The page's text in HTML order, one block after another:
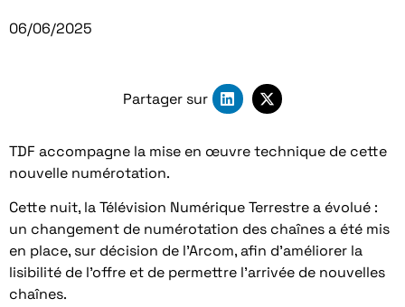
06/06/2025
Partager sur
TDF accompagne la mise en œuvre technique de cette
nouvelle numérotation.
Cette nuit, la Télévision Numérique Terrestre a évolué :
un changement de numérotation des chaînes a été mis
en place, sur décision de l’Arcom, afin d’améliorer la
lisibilité de l’offre et de permettre l’arrivée de nouvelles
chaînes.